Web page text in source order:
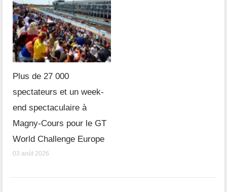
Plus de 27 000
spectateurs et un week-
end spectaculaire à
Magny-Cours pour le GT
World Challenge Europe
03 août 2026